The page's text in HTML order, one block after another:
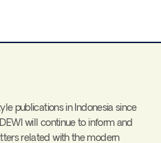
publications in Indonesia since
will continue to inform and
related with the modern